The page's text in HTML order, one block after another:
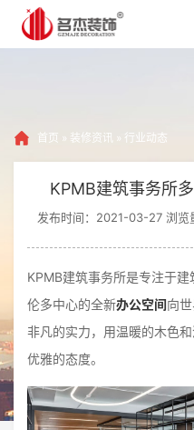
首页 » 装修资讯 » 行业动态
KPMB建筑事务所
发布时间：2021-03-27 浏览
KPMB建筑事务所是专注于
伦多中心的全新办公空间向
非凡的实力，用温暖的木色
优雅的态度。